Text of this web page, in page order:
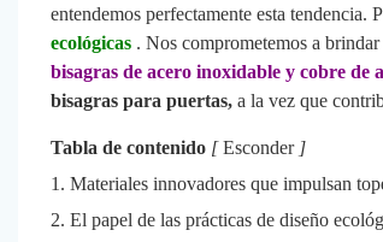
entendemos perfectamente esta tendencia.
ecológicas. Nos comprometemos a brindar
bisagras de acero inoxidable y cobre de
bisagras para puertas,a la vez que
Tabla de contenido [Esconder ]
1. Materiales innovadores que impulsan
2. El papel de las prácticas de diseño